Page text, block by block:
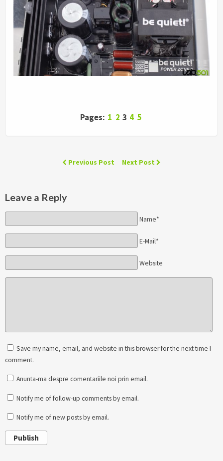
Pages: 1 2 3 4 5
Previous Post Next Post
Leave a Reply
Name*
E-Mail*
Website
Save my name, email, and website in this browser for the next time I
comment.
Anunta-ma despre comentariile noi prin email.
Notify me of follow-up comments by email.
Notify me of new posts by email.
Publish